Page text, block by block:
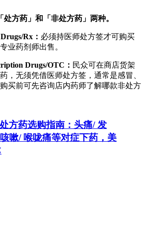
处方药」和「非处方药」两种。
Rx： 必须持医师处方签才可购买
业药剂师出售。
Drugs/OTC： 民众可在商店货架
，无须凭借医师处方签，通常是感冒、
买前可先咨询店内药师了解哪款非处方